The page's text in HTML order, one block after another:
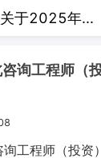
关于2025年...
询工程师（
工程师（投资